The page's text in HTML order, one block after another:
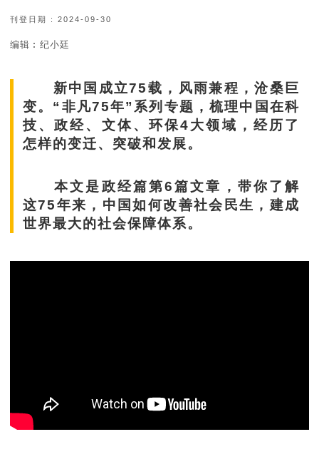
刊登日期 : 2024-09-30
编辑︰纪小廷
新中国成立75载，风雨兼程，沧桑巨
变。“非凡75年”系列专题，梳理中国在科
技、政经、文体、环保4大领域，经历了
怎样的变迁、突破和发展。
本文是政经篇第6篇文章，带你了解
这75年来，中国如何改善社会民生，建成
世界最大的社会保障体系。